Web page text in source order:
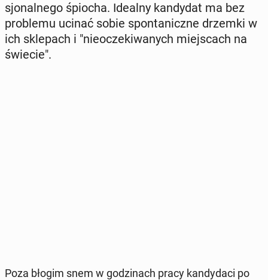
sjo­nal­ne­go śpiocha. Idealny kan­dy­dat ma bez
pro­ble­mu ucinać sobie spon­ta­nicz­ne drzemki w
ich skle­pach i "nie­ocze­ki­wa­nych miej­scach na
świecie".
Poza błogim snem w go­dzi­nach pracy kan­dy­da­ci po